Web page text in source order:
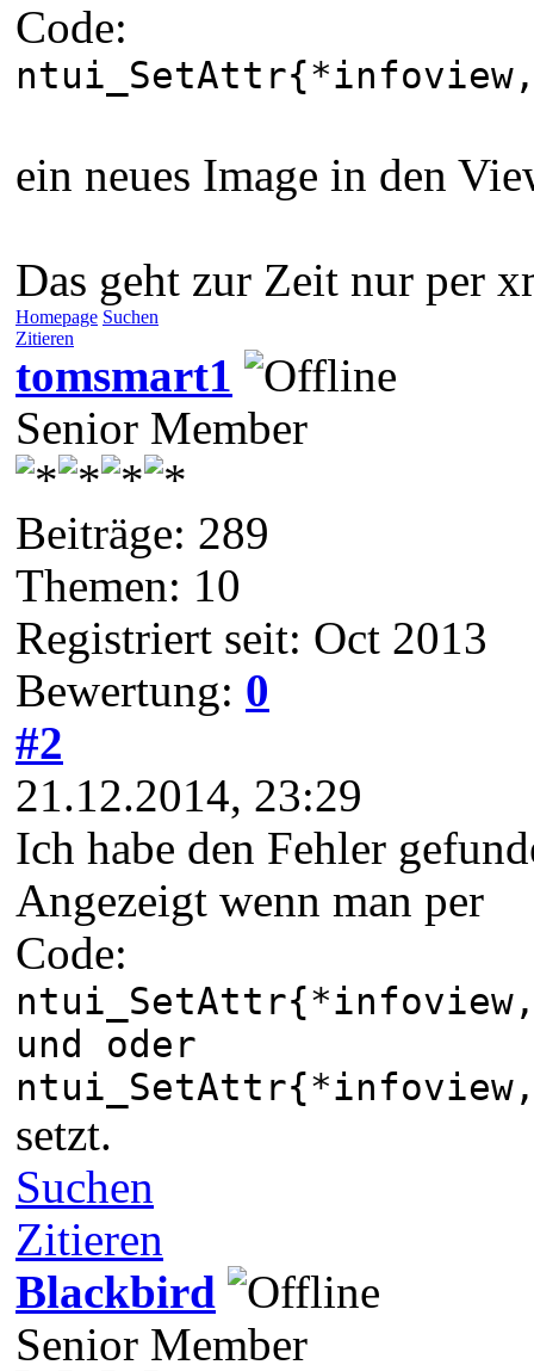
Code:
ein neues Image in den
Das geht zur Zeit nur per
Homepage Suchen
Zitieren
tomsmart1
Senior Member
Beiträge: 289
Themen: 10
Registriert seit: Oct 2013
Bewertung: 0
#2
21.12.2014, 23:29
Ich habe den Fehler
Angezeigt wenn man per
Code:
und oder
setzt.
Suchen
Zitieren
Blackbird
Senior Member